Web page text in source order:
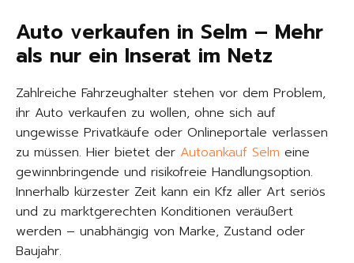
Auto verkaufen in Selm – Mehr
als nur ein Inserat im Netz
Zahlreiche Fahrzeughalter stehen vor dem Problem,
ihr Auto verkaufen zu wollen, ohne sich auf
ungewisse Privatkäufe oder Onlineportale verlassen
zu müssen. Hier bietet der Autoankauf Selm eine
gewinnbringende und risikofreie Handlungsoption.
Innerhalb kürzester Zeit kann ein Kfz aller Art seriös
und zu marktgerechten Konditionen veräußert
werden – unabhängig von Marke, Zustand oder
Baujahr.